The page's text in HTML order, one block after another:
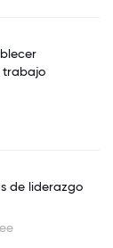
trabajo
de liderazgo